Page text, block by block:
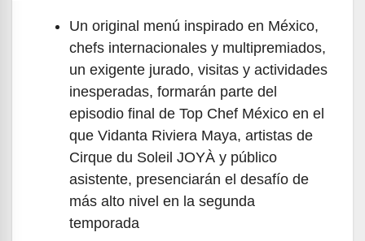
Un original menú inspirado en México,
chefs internacionales y multipremiados,
un exigente jurado, visitas y actividades
inesperadas, formarán parte del
episodio final de Top Chef México en el
que Vidanta Riviera Maya, artistas de
Cirque du Soleil JOYÀ y público
asistente, presenciarán el desafío de
más alto nivel en la segunda
temporada